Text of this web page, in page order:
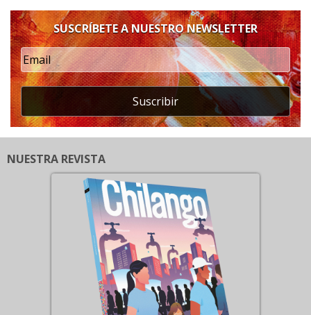
SUSCRÍBETE A NUESTRO NEWSLETTER
Suscribir
NUESTRA REVISTA